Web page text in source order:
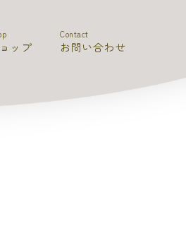
ップ
Contact
お問い合わせ